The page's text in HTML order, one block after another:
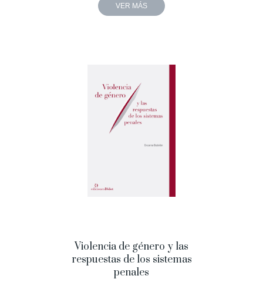
VER MÁS
Violencia de género y las
respuestas de los sistemas
penales